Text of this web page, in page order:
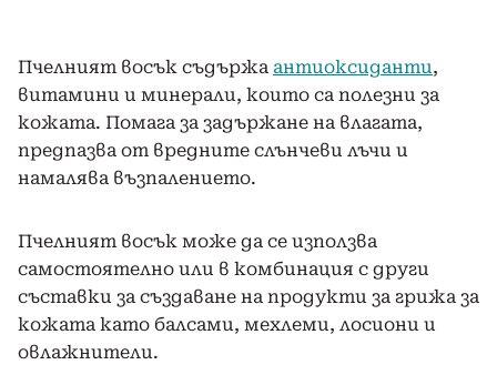
Пчелният восък съдържа антиоксиданти,
витамини и минерали, които са полезни за
кожата. Помага за задържане на влагата,
предпазва от вредните слънчеви лъчи и
намалява възпалението.
Пчелният восък може да се използва
самостоятелно или в комбинация с други
съставки за създаване на продукти за грижа за
кожата като балсами, мехлеми, лосиони и
овлажнители.